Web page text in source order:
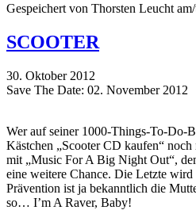
Gespeichert von Thorsten Leucht
SCOOTER
30. Oktober 2012
Save The Date: 02. November 2012
Wer auf seiner 1000-Things-To-Do-
Kästchen „Scooter CD kaufen“
mit „Music For A Big Night Out“,
eine weitere Chance. Die Letzte wird
Prävention ist ja bekanntlich die
so… I’m A Raver, Baby!